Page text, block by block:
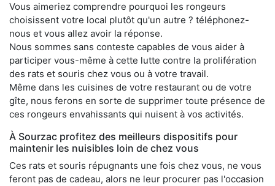
Vous aimeriez comprendre pourquoi les rongeurs
choisissent votre local plutôt qu'un autre ? téléphonez-
nous et vous allez avoir la réponse.
Nous sommes sans conteste capables de vous aider à
participer vous-même à cette lutte contre la prolifération
des rats et souris chez vous ou à votre travail.
Même dans les cuisines de votre restaurant ou de votre
gîte, nous ferons en sorte de supprimer toute présence de
ces rongeurs envahissants qui nuisent à vos activités.
À Sourzac profitez des meilleurs dispositifs pour
maintenir les nuisibles loin de chez vous
Ces rats et souris répugnants une fois chez vous, ne vous
feront pas de cadeau, alors ne leur procurer pas l'occasion